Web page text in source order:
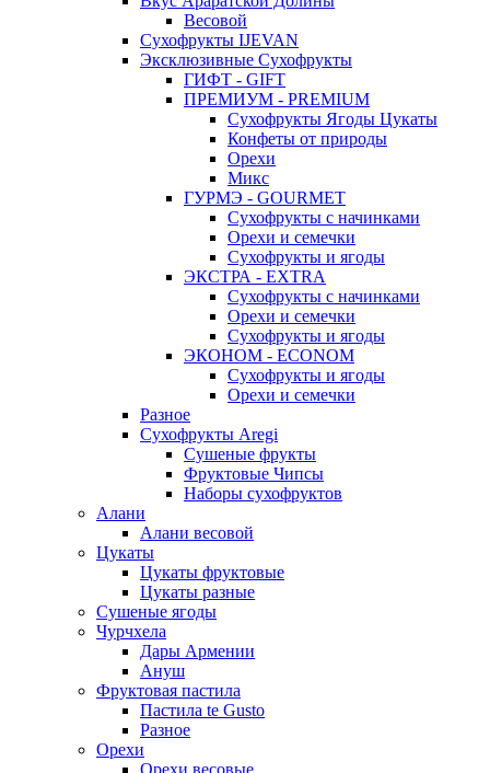
Весовой
Сухофрукты IJEVAN
Эксклюзивные Сухофрукты
ГИФТ - GIFT
ПРЕМИУМ - PREMIUM
Сухофрукты Ягоды Цукаты
Конфеты от природы
Орехи
Микс
ГУРМЭ - GOURMET
Сухофрукты с начинками
Орехи и семечки
Сухофрукты и ягоды
ЭКСТРА - EXTRA
Сухофрукты с начинками
Орехи и семечки
Сухофрукты и ягоды
ЭКОНОМ - ECONOM
Сухофрукты и ягоды
Орехи и семечки
Разное
Сухофрукты Aregi
Сушеные фрукты
Фруктовые Чипсы
Наборы сухофруктов
Алани
Алани весовой
Цукаты
Цукаты фруктовые
Цукаты разные
Сушеные ягоды
Чурчхела
Дары Армении
Ануш
Фруктовая пастила
Пастила te Gusto
Разное
Орехи
Орехи весовые